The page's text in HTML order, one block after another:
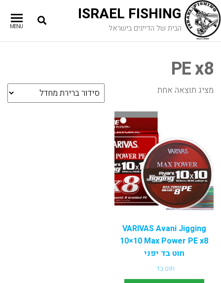
ISRAEL FISHING
הבית של הדייגים בישראל MENU
PE x8
מציג תוצאה אחת
VARIVAS Avani Jigging
10×10 Max Power PE x8
חוט בד יפני
חוט בד